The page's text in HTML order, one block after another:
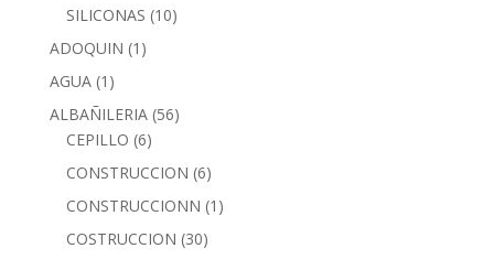
SILICONAS (10)
ADOQUIN (1)
AGUA (1)
ALBAÑILERIA (56)
CEPILLO (6)
CONSTRUCCION (6)
CONSTRUCCIONN (1)
COSTRUCCION (30)